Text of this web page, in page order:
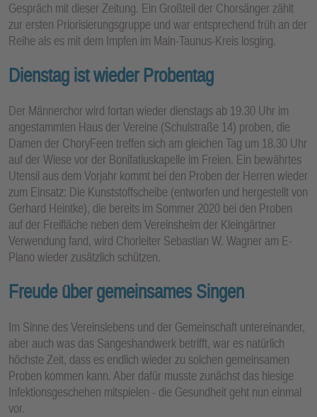
Gespräch mit dieser Zeitung. Ein Großteil der Chorsänger zählt
zur ersten Priorisierungsgruppe und war entsprechend früh an der
Reihe als es mit dem Impfen im Main-Taunus-Kreis losging.
Dienstag ist wieder Probentag
Der Männerchor wird fortan wieder dienstags ab 19.30 Uhr im
angestammten Haus der Vereine (Schulstraße 14) proben, die
Damen der ChoryFeen treffen sich am gleichen Tag um 18.30 Uhr
auf der Wiese vor der Bonifatiuskapelle im Freien. Ein bewährtes
Utensil aus dem Vorjahr kommt bei den Proben der Herren wieder
zum Einsatz: Die Kunststoffscheibe (entworfen und hergestellt von
Gerhard Heintke), die bereits im Sommer 2020 bei den Proben
auf der Freifläche neben dem Vereinsheim der Kleingärtner
Verwendung fand, wird Chorleiter Sebastian W. Wagner am E-
Piano wieder zusätzlich schützen.
Freude über gemeinsames Singen
Im Sinne des Vereinslebens und der Gemeinschaft untereinander,
aber auch was das Sangeshandwerk betrifft, war es natürlich
höchste Zeit, dass es endlich wieder zu solchen gemeinsamen
Proben kommen kann. Aber dafür musste zunächst das hiesige
Infektionsgeschehen mitspielen - die Gesundheit geht nun einmal
vor.